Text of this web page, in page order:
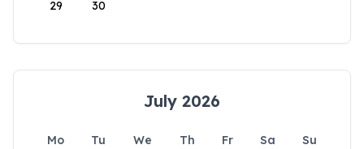
29 30
July 2026
Mo Tu We Th Fr Sa
Su